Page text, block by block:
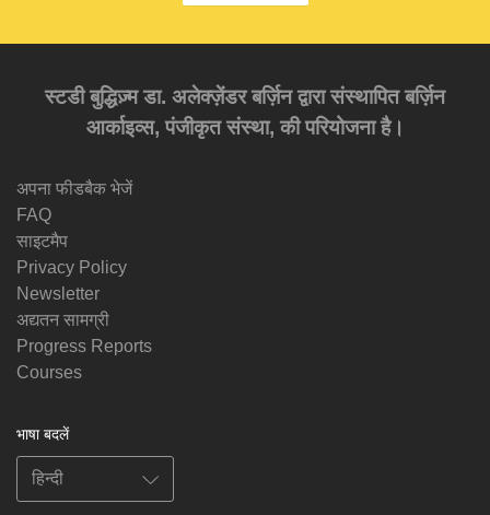
स्टडी बुद्धिज़्म डा. अलेक्ज़ेंडर बर्ज़िन द्वारा संस्थापित बर्ज़िन
आर्काइव्स, पंजीकृत संस्था, की परियोजना है।
अपना फीडबैक भेजें
FAQ
साइटमैप
Privacy Policy
Newsletter
अद्यतन सामग्री
Progress Reports
Courses
भाषा बदलें